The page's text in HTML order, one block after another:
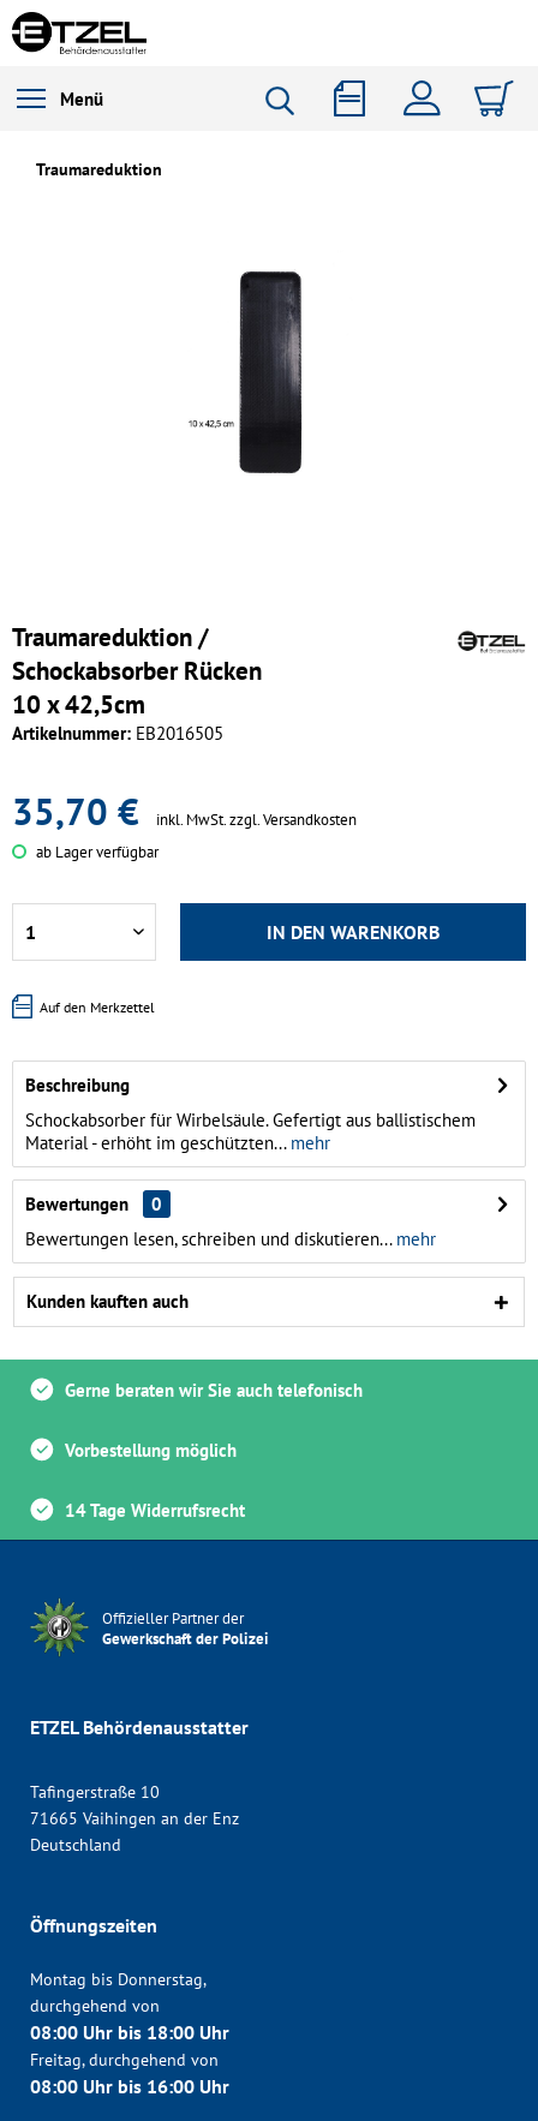
Menü
Traumareduktion
Traumareduktion /
Schockabsorber Rücken
10 x 42,5cm
Artikelnummer: EB2016505
35,70 € inkl. MwSt.zzgl. Versandkosten
ab Lager verfügbar
IN DEN WARENKORB
Auf den Merkzettel
Beschreibung
Schockabsorber für Wirbelsäule. Gefertigt aus ballistischem
Material - erhöht im geschützten...mehr
Bewertungen
0
Bewertungen lesen, schreiben und diskutieren...mehr
Kunden kauften auch
Gerne beraten wir Sie auch telefonisch
Vorbestellung möglich
14 Tage Widerrufsrecht
Offizieller Partner der
Gewerkschaft der Polizei
ETZEL Behördenausstatter
Tafingerstraße 10
71665 Vaihingen an der Enz
Deutschland
Öffnungszeiten
Montag bis Donnerstag,
durchgehend von
08:00 Uhr bis 18:00 Uhr
Freitag, durchgehend von
08:00 Uhr bis 16:00 Uhr